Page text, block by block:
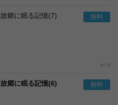
郷に眠る記憶(7)
13
郷に眠る記憶(6)